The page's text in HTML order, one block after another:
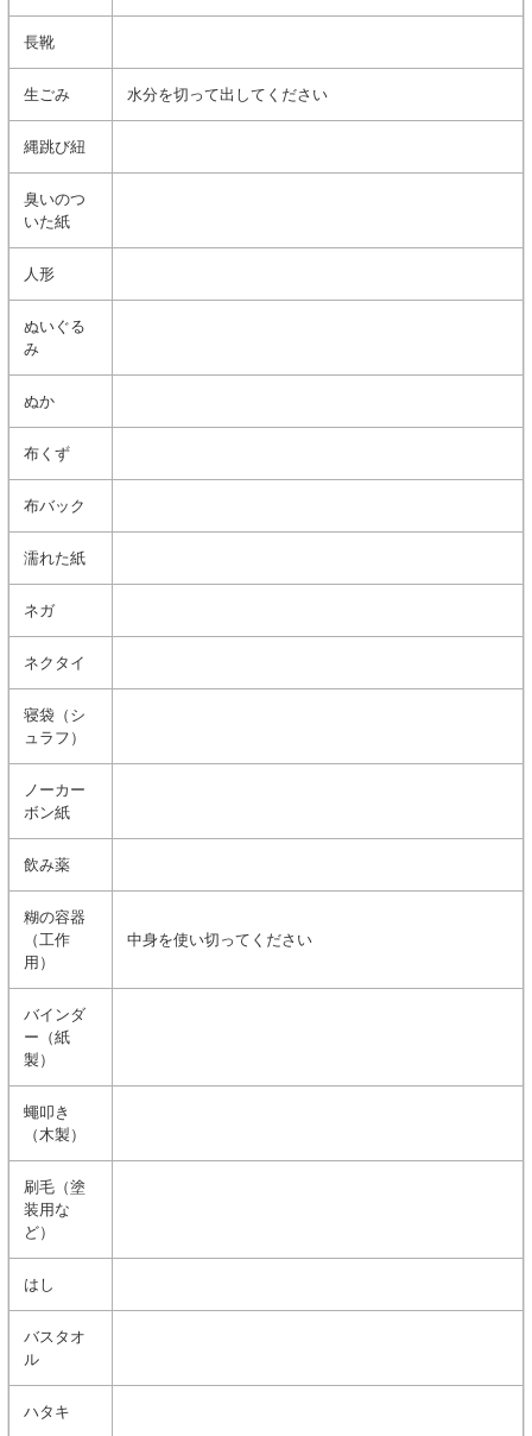
長靴
生ごみ 水分を切って出してください
縄跳び紐
臭いのつ
いた紙
人形
ぬいぐる
み
ぬか
布くず
布バック
濡れた紙
ネガ
ネクタイ
寝袋（シ
ュラフ）
ノーカー
ボン紙
飲み薬
糊の容器
（工作
用）
中身を使い切ってください
バインダ
ー（紙
製）
蠅叩き
（木製）
刷毛（塗
装用な
ど）
はし
バスタオ
ル
ハタキ